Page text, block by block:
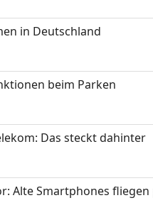
in Deutschland
beim Parken
Das steckt dahinter
Alte Smartphones